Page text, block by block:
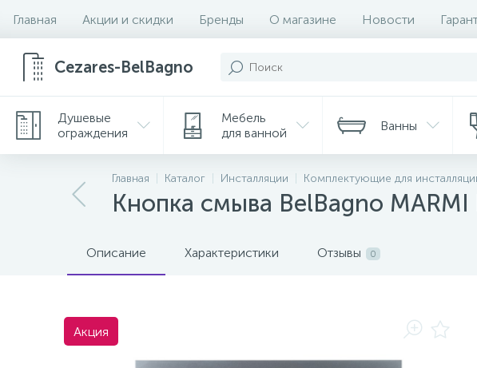
Главная Акции и скидки Бренды О магазине Новости
Cezares-BelBagno
Душевые
ограждения
Мебель
для ванной
Ванны
Главная Каталог Инсталляции Комплектующие для
Кнопка смыва BelBagno
Описание Характеристики Отзывы 0
Акция